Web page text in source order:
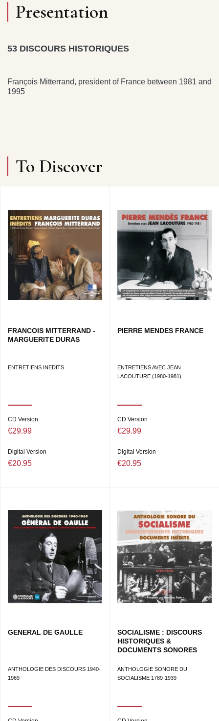
Presentation
53 DISCOURS HISTORIQUES
François Mitterrand, president of France between 1981 and
1995
To Discover
FRANCOIS MITTERRAND -
MARGUERITE DURAS
ENTRETIENS INEDITS
CD Version
€29.99
Digital Version
€20.95
PIERRE MENDES FRANCE
ENTRETIENS AVEC JEAN
LACOUTURE (1980-1981)
CD Version
€29.99
Digital Version
€20.95
GENERAL DE GAULLE
ANTHOLOGIE DES DISCOURS 1940-
1969
SOCIALISME : DISCOURS
HISTORIQUES &
DOCUMENTS SONORES
ANTHOLOGIE SONORE DU
SOCIALISME 1789-1939